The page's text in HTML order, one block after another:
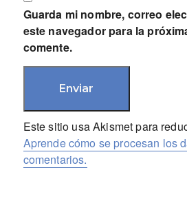
Guarda mi nombre, correo
este navegador para la
comente.
Este sitio usa Akismet para
Aprende cómo se procesan los
comentarios.